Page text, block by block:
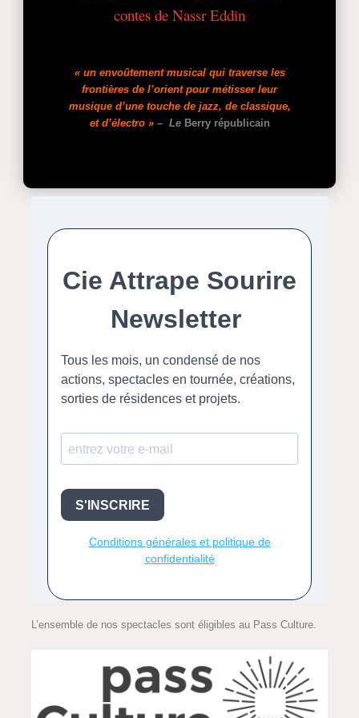
contes de Nassr Eddin
« un envoûtement musical qui traverse les
frontières de l’orient pour métisser leur
musique d’une touche de jazz, de classique,
et d’électro »– LeBerry républicain
L’ensemble de nos spectacles sont éligibles au Pass Culture.